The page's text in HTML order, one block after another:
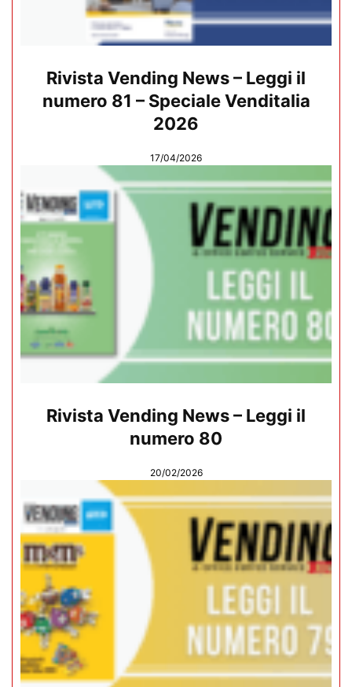
Rivista Vending News – Leggi il
numero 81 – Speciale Venditalia
2026
17/04/2026
Rivista Vending News – Leggi il
numero 80
20/02/2026